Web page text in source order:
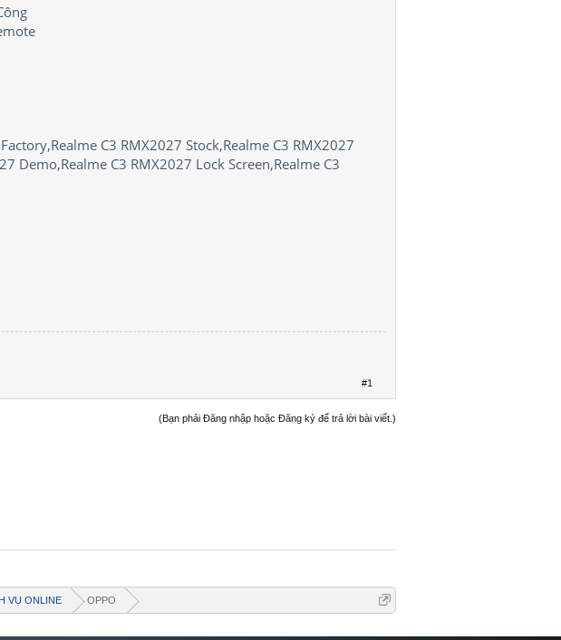
C3 RMX2027 Stock,Realme C3 RMX2027
Demo,Realme C3 RMX2027 Lock Screen,Realme C3
#1
(Bạn phải Đăng nhập hoặc Đăng ký để trả lời bài viết.)
VỤ ONLINE OPPO